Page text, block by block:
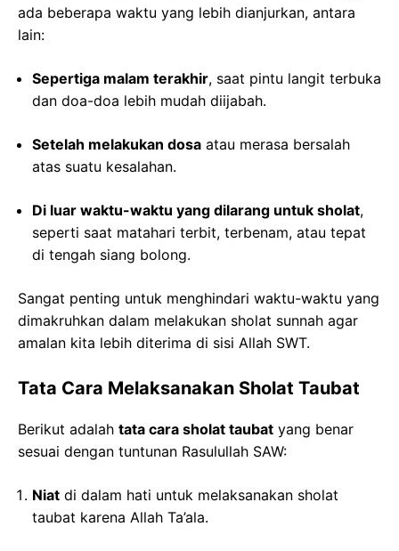
ada beberapa waktu yang lebih dianjurkan, antara
lain:
Sepertiga malam terakhir, saat pintu langit terbuka
dan doa-doa lebih mudah diijabah.
Setelah melakukan dosa atau merasa bersalah
atas suatu kesalahan.
Di luar waktu-waktu yang dilarang untuk sholat,
seperti saat matahari terbit, terbenam, atau tepat
di tengah siang bolong.
Sangat penting untuk menghindari waktu-waktu yang
dimakruhkan dalam melakukan sholat sunnah agar
amalan kita lebih diterima di sisi Allah SWT.
Tata Cara Melaksanakan Sholat Taubat
Berikut adalah tata cara sholat taubat yang benar
sesuai dengan tuntunan Rasulullah SAW:
Niat di dalam hati untuk melaksanakan sholat
taubat karena Allah Ta’ala.